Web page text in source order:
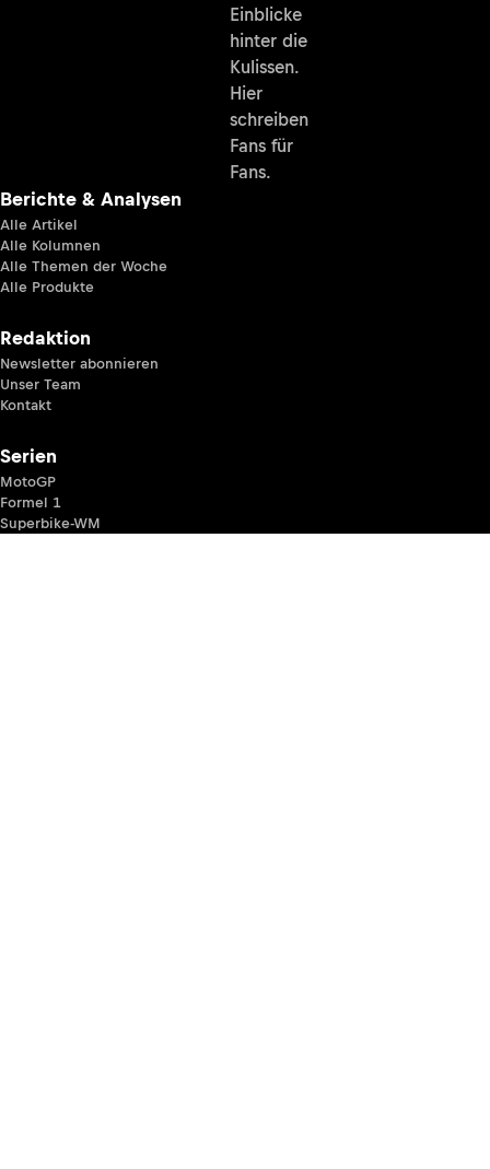
Einblicke
hinter die
Kulissen.
Hier
schreiben
Fans für
Fans.
Berichte & Analysen
Alle Artikel
Alle Kolumnen
Alle Themen der Woche
Alle Produkte
Redaktion
Newsletter abonnieren
Unser Team
Kontakt
Serien
MotoGP
Formel 1
Superbike-WM